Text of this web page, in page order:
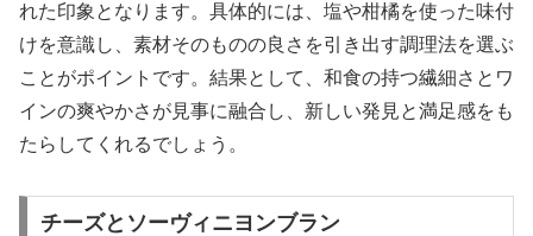
れた印象となります。具体的には、塩や柑橘を使った味付
けを意識し、素材そのものの良さを引き出す調理法を選ぶ
ことがポイントです。結果として、和食の持つ繊細さとワ
インの爽やかさが見事に融合し、新しい発見と満足感をも
たらしてくれるでしょう。
チーズとソーヴィニヨンブラン